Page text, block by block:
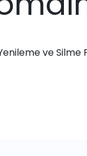
ve Silme